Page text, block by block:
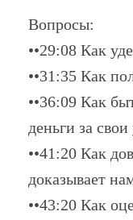
Вопросы:
••29:08 Как
••31:35 Как
••36:09 Как
деньги за свои
••41:20 Как
доказывает
••43:20 Как